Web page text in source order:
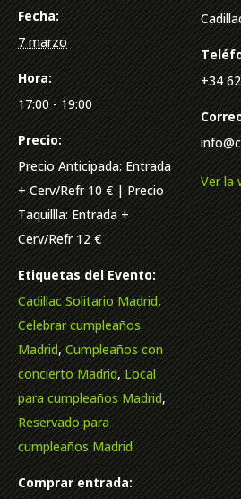
Fecha:
7 marzo
Hora:
17:00 - 19:00
Precio:
Precio Anticipada: Entrada
+ Cerv/Refr 10 € | Precio
Taquillla: Entrada +
Cerv/Refr 12 €
Etiquetas del Evento:
Cadillac Solitario Madrid,
Celebrar cumpleaños
Madrid,Cumpleaños con
concierto Madrid,Local
para cumpleaños Madrid,
Reservado para
cumpleaños Madrid
Comprar entrada:
+34
Ver la